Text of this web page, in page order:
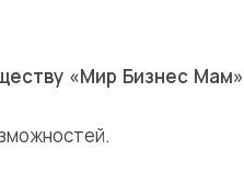
«Мир Бизнес